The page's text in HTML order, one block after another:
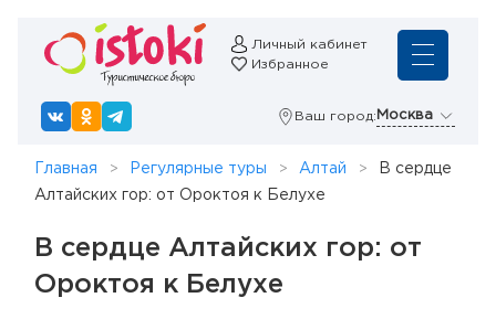
Личный кабинет
Избранное
Ваш город: Москва
Главная Регулярные туры Алтай
В сердце
Алтайских гор: от Ороктоя к Белухе
В сердце Алтайских гор: от
Ороктоя к Белухе